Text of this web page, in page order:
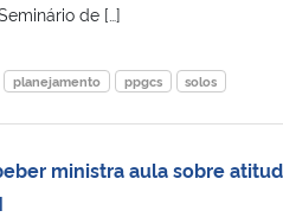
de […]
planejamento ppgcs solos
ministra aula sobre